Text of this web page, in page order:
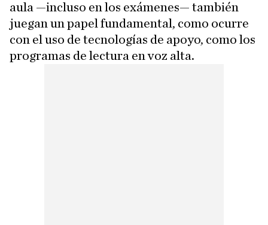
aula —incluso en los exámenes— también
juegan un papel fundamental, como ocurre
con el uso de tecnologías de apoyo, como los
programas de lectura en voz alta.